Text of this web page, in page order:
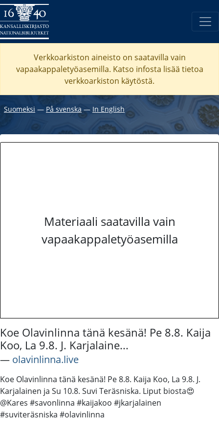
Verkkoarkiston aineisto on saatavilla vain
vapaakappaletyöasemilla. Katso infosta lisää tietoa
verkkoarkiston käytöstä.
Suomeksi ― På svenska ― In English
Materiaali saatavilla vain
vapaakappaletyöasemilla
Koe Olavinlinna tänä kesänä! Pe 8.8. Kaija
Koo, La 9.8. J. Karjalaine...
― olavinlinna.live
Koe Olavinlinna tänä kesänä! Pe 8.8. Kaija Koo, La 9.8. J.
Karjalainen ja Su 10.8. Suvi Teräsniska. Liput biosta😍
@Kares #savonlinna #kaijakoo #jkarjalainen
#suviteräsniska #olavinlinna